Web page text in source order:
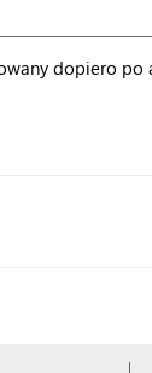
dopiero po